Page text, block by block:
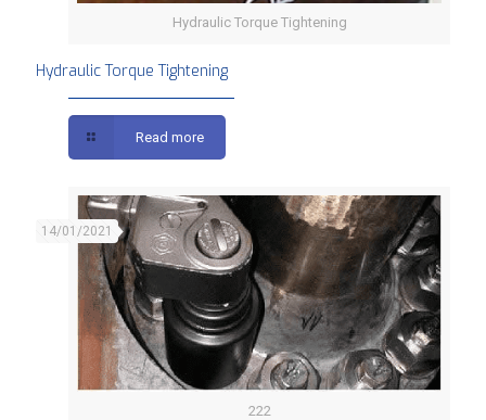
Hydraulic Torque Tightening
Hydraulic Torque Tightening
Read more
222
14/01/2021